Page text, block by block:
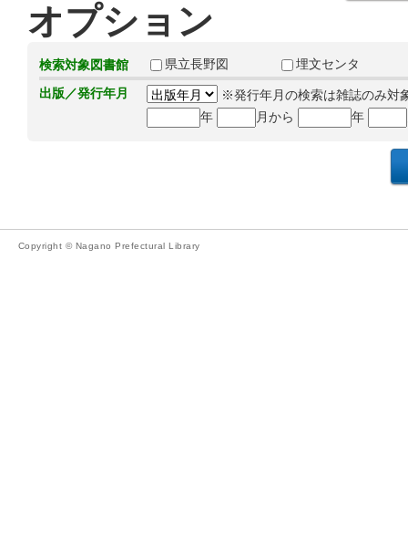
オプション
検索対象図書館 県立長野図
埋文センタ
出版／発行年月
※発行年月の検索は雑誌のみ対
年
月から 年
Copyright © Nagano Prefectural Library